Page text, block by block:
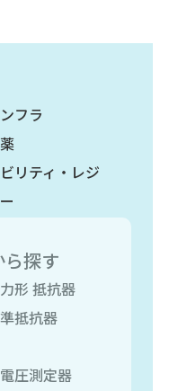
フラ
リティ・レジ
探す
形 抵抗器
抵抗器
圧測定器